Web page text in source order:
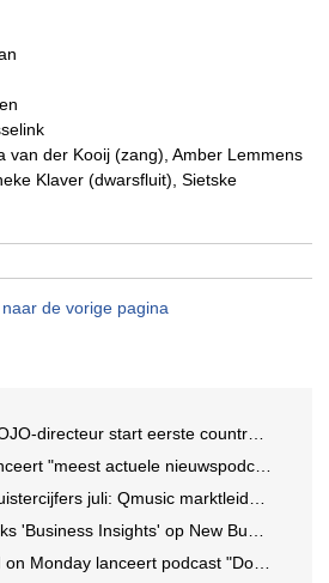
van der Kooij (zang), Amber Lemmens
Klaver (dwarsfluit), Sietske
de vorige pagina
start eerste country radiozender van Nederland
actuele nieuwspodcast van Nederland"
juli: Qmusic marktleider, gevolgd door NPO2 en 538
Insights' op New Business Radio
lanceert podcast "Dood op Dinsdag" met knipoog naar de reclameindustrie